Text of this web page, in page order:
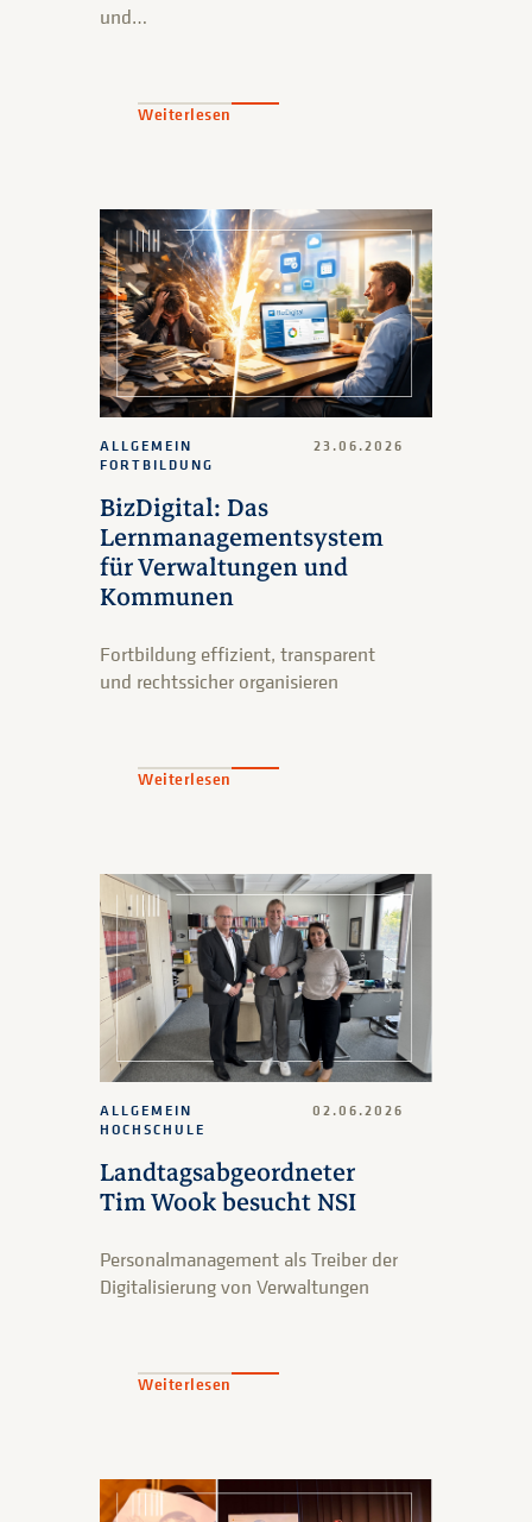
und…
Weiterlesen
BizDigital: Das
Lernmanagementsystem
für Verwaltungen und
Kommunen
ALLGEMEIN
FORTBILDUNG
23.06.2026
Fortbildung effizient, transparent
und rechtssicher organisieren
Weiterlesen
Landtagsabgeordneter
Tim Wook besucht NSI
ALLGEMEIN
HOCHSCHULE
02.06.2026
Personalmanagement als Treiber der
Digitalisierung von Verwaltungen
Weiterlesen